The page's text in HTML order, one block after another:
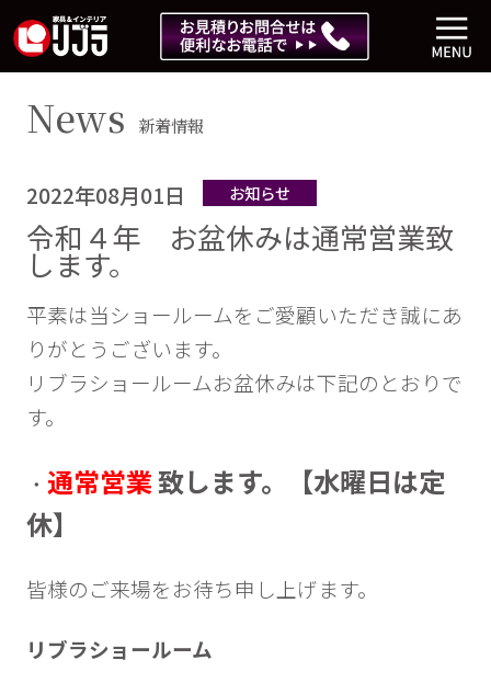
News 新着情報
お知らせ
2022年08月01日
令和４年 お盆休みは通常営業致
します。
平素は当ショールームをご愛顧いただき誠にあ
りがとうございます。
リブラショールームお盆休みは下記のとおりで
す。
・ 通常営業致します。【水曜日は定
休】
皆様のご来場をお待ち申し上げます。
リブラショールーム